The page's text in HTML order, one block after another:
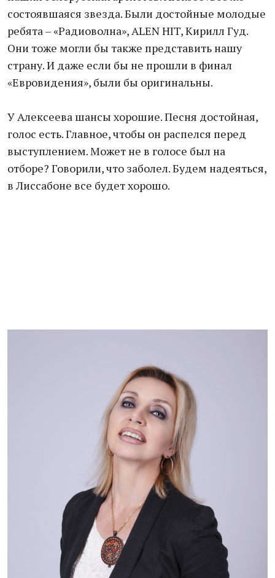
состоявшаяся звезда. Были достойные молодые
ребята – «Радиоволна», ALEN HIT, Кирилл Гуд.
Они тоже могли бы также представить нашу
страну. И даже если бы не прошли в финал
«Евровидения», были бы оригинальны.
У Алексеева шансы хорошие. Песня достойная,
голос есть. Главное, чтобы он распелся перед
выступлением. Может не в голосе был на
отборе? Говорили, что заболел. Будем надеяться,
в Лиссабоне все будет хорошо.